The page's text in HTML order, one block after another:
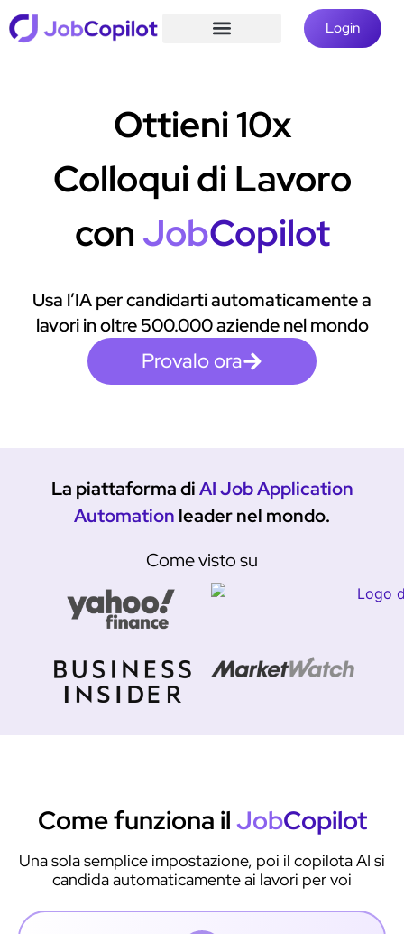
Login
Ottieni 10x
Colloqui di Lavoro
con JobCopilot
Usa l’IA per candidarti automaticamente a
lavori in oltre 500.000 aziende nel mondo
Provalo ora
La piattaforma diAI Job Application
Automation leader nel mondo.
Come visto su
Come funziona ilJobCopilot
Una sola semplice impostazione, poi il copilota AI si
candida automaticamente ai lavori per voi